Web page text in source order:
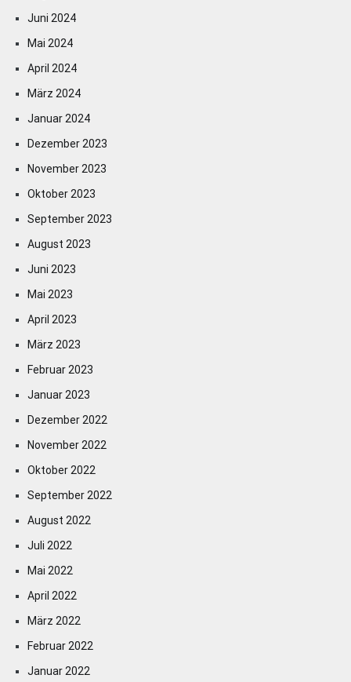
Juni 2024
Mai 2024
April 2024
März 2024
Januar 2024
Dezember 2023
November 2023
Oktober 2023
September 2023
August 2023
Juni 2023
Mai 2023
April 2023
März 2023
Februar 2023
Januar 2023
Dezember 2022
November 2022
Oktober 2022
September 2022
August 2022
Juli 2022
Mai 2022
April 2022
März 2022
Februar 2022
Januar 2022